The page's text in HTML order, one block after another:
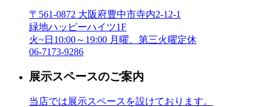
〒561-0872 大阪府豊中市寺内2-12-1
緑地ハッピーハイツ1F
火~日10:00～19:00 月曜、第三火曜定休
06-7173-9286
展示スペースのご案内
当店では展示スペースを設けております。